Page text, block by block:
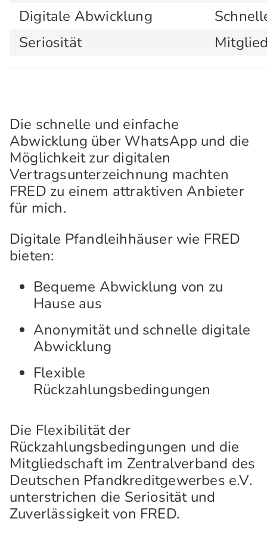
Digitale Abwicklung
Seriosität
Die schnelle und einfache
Abwicklung über WhatsApp und die
Möglichkeit zur digitalen
Vertragsunterzeichnung machten
FRED zu einem attraktiven Anbieter
für mich.
Digitale Pfandleihhäuser wie FRED
bieten:
Bequeme Abwicklung von zu
Hause aus
Anonymität und schnelle digitale
Abwicklung
Flexible
Rückzahlungsbedingungen
Die Flexibilität der
Rückzahlungsbedingungen und die
Mitgliedschaft im Zentralverband des
Deutschen Pfandkreditgewerbes e.V.
unterstrichen die Seriosität und
Zuverlässigkeit von FRED.